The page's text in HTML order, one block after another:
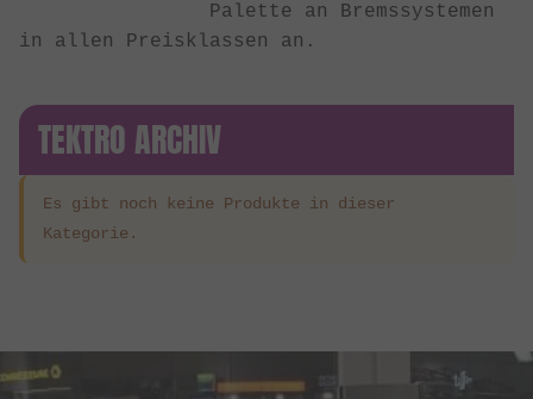
Palette an Bremssystemen
in allen Preisklassen an.
TEKTRO ARCHIV
Es gibt noch keine Produkte in dieser
Kategorie.